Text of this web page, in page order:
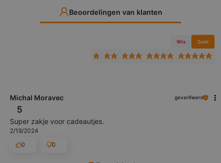
Beoordelingen van klanten
Wis Zoek
Michal Moravec geverifieerd
5
Super zakje voor cadeautjes.
2/19/2024
0
0